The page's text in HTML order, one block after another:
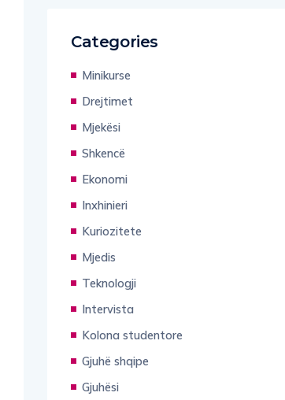
Categories
Minikurse
Drejtimet
Mjekësi
Shkencë
Ekonomi
Inxhinieri
Kuriozitete
Mjedis
Teknologji
Intervista
Kolona studentore
Gjuhë shqipe
Gjuhësi